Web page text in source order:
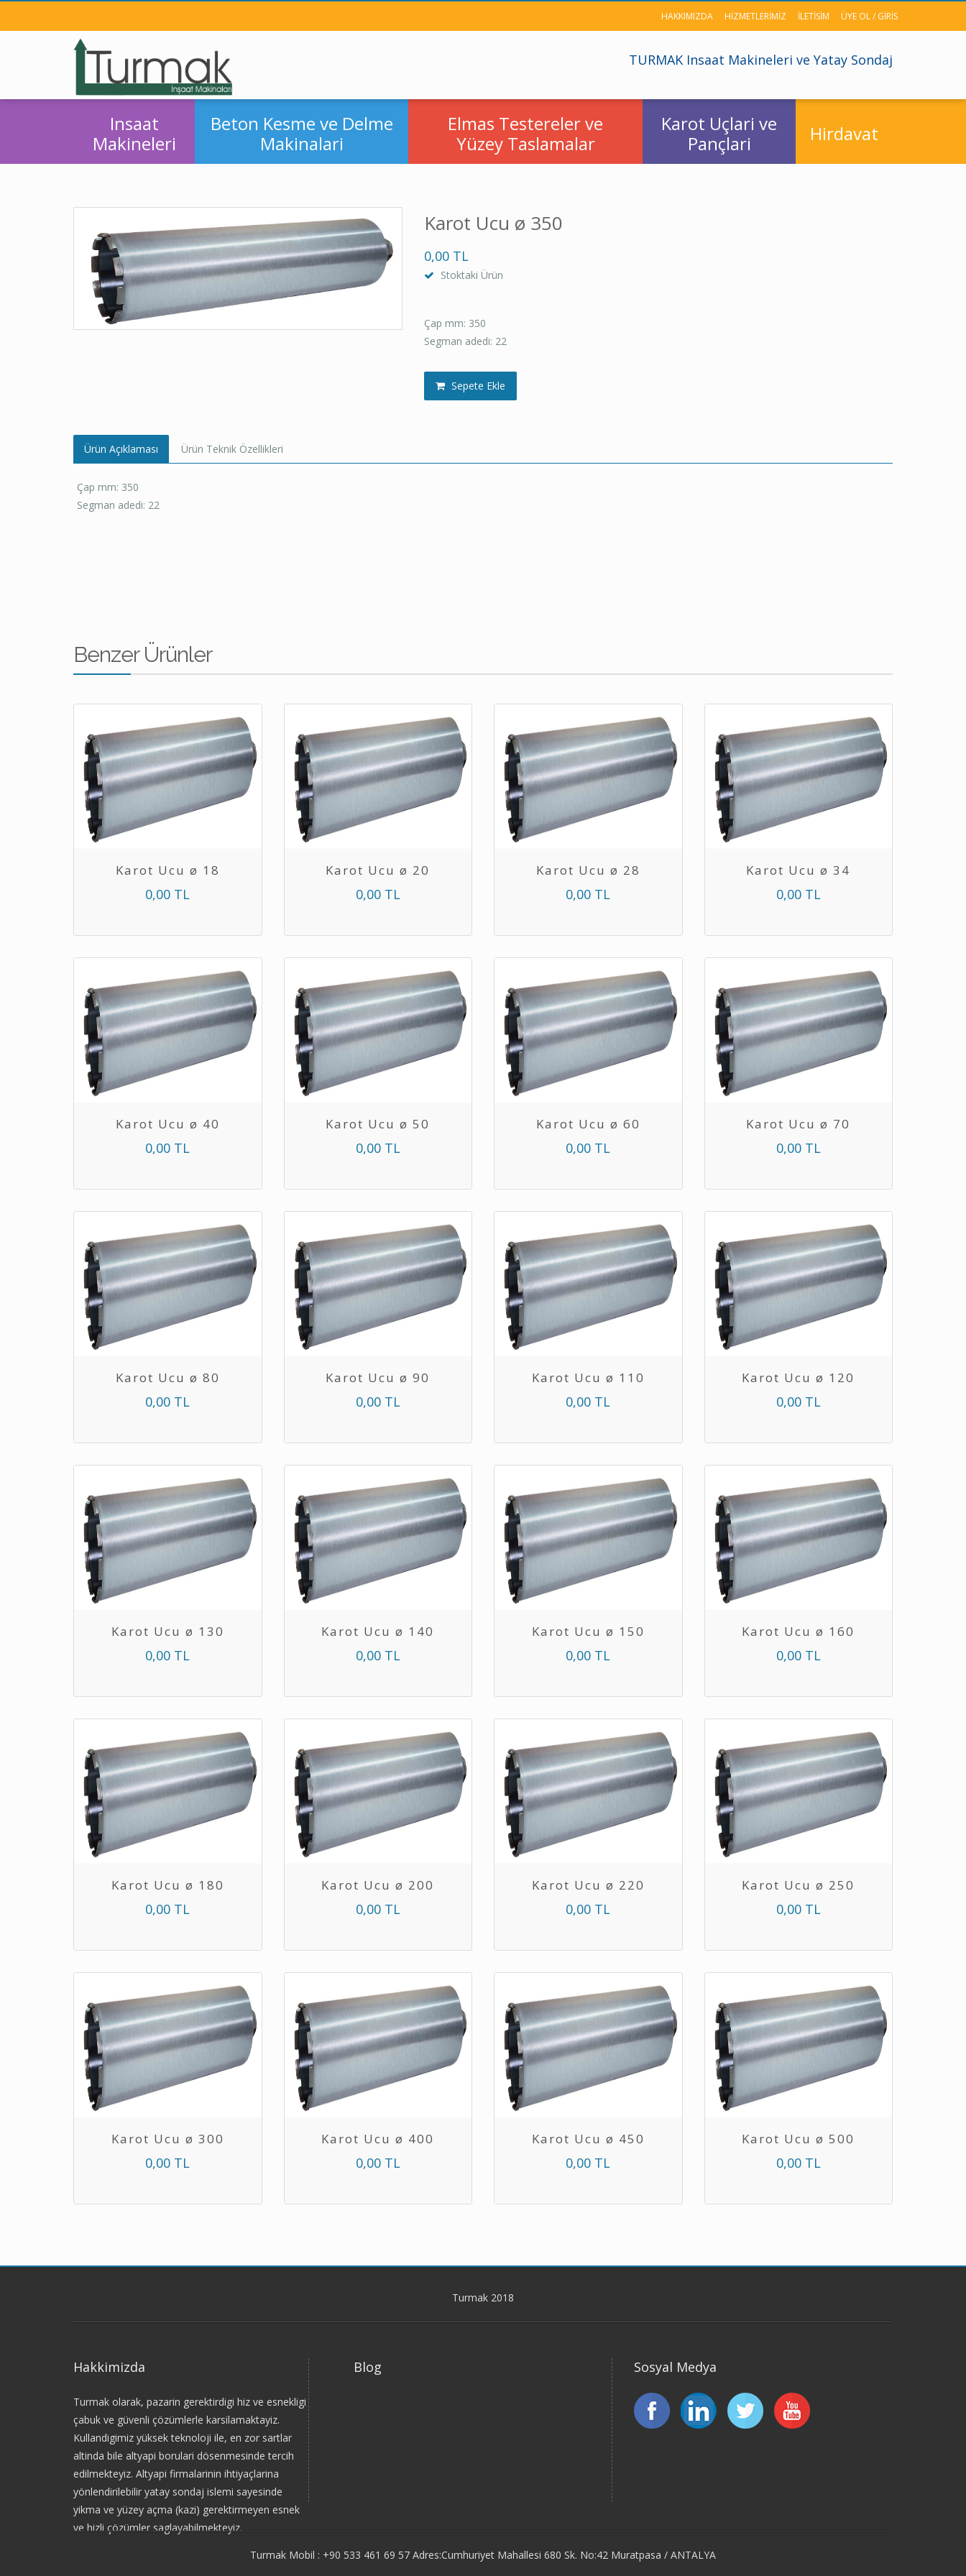
HAKKIMIZDA HIZMETLERIMIZ ILETISIM ÜYE OL / GIRIS
TURMAK Insaat Makineleri ve Yatay Sondaj
Insaat
Makineleri
Beton Kesme ve Delme
Makinalari
Elmas Testereler ve
Yüzey Taslamalar
Karot Uçlari ve
Pançlari
Hirdavat
Karot Ucu ø 350
0,00 TL
Stoktaki Ürün
Çap mm: 350
Segman adedi: 22
Sepete Ekle
Ürün Açıklaması Ürün Teknik Özellikleri
Çap mm: 350
Segman adedi: 22
Benzer Ürünler
Karot Ucu ø 18
0,00 TL
Karot Ucu ø 20
0,00 TL
Karot Ucu ø 28
0,00 TL
Karot Ucu ø 34
0,00 TL
Karot Ucu ø 40
0,00 TL
Karot Ucu ø 50
0,00 TL
Karot Ucu ø 60
0,00 TL
Karot Ucu ø 70
0,00 TL
Karot Ucu ø 80
0,00 TL
Karot Ucu ø 90
0,00 TL
Karot Ucu ø 110
0,00 TL
Karot Ucu ø 120
0,00 TL
Karot Ucu ø 130
0,00 TL
Karot Ucu ø 140
0,00 TL
Karot Ucu ø 150
0,00 TL
Karot Ucu ø 160
0,00 TL
Karot Ucu ø 180
0,00 TL
Karot Ucu ø 200
0,00 TL
Karot Ucu ø 220
0,00 TL
Karot Ucu ø 250
0,00 TL
Karot Ucu ø 300
0,00 TL
Karot Ucu ø 400
0,00 TL
Karot Ucu ø 450
0,00 TL
Karot Ucu ø 500
0,00 TL
Turmak 2018
Hakkimizda
Turmak olarak, pazarin gerektirdigi hiz ve esnekligi
çabuk ve güvenli çözümlerle karsilamaktayiz.
Kullandigimiz yüksek teknoloji ile, en zor sartlar
altinda bile altyapi borulari dösenmesinde tercih
edilmekteyiz. Altyapi firmalarinin ihtiyaçlarina
yönlendirilebilir yatay sondaj islemi sayesinde
yikma ve yüzey açma (kazi) gerektirmeyen esnek
ve hizli çözümler saglayabilmekteyiz.
Blog Sosyal Medya
Turmak Mobil : +90 533 461 69 57 Adres:Cumhuriyet Mahallesi 680 Sk. No:42 Muratpasa / ANTALYA